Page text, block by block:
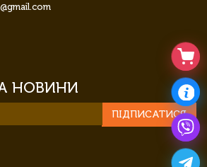
НОВИНИ
ПІДПИСАТИСЯ